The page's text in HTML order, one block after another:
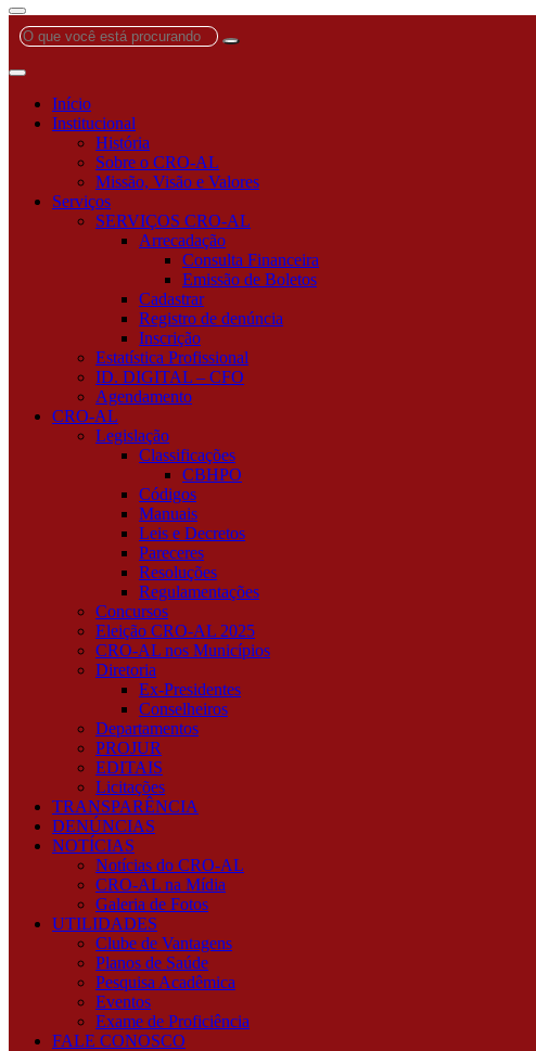
O
você
procurando?
Início
Institucional
História
Sobre o CRO-AL
Missão, Visão e Valores
Serviços
SERVIÇOS CRO-AL
Arrecadação
Consulta Financeira
Emissão de Boletos
Cadastrar
Registro de denúncia
Inscrição
Estatística Profissional
ID. DIGITAL – CFO
Agendamento
CRO-AL
Legislação
Classificações
CBHPO
Códigos
Manuais
Leis e Decretos
Pareceres
Resoluções
Regulamentações
Concursos
Eleição CRO-AL 2025
CRO-AL nos Municípios
Diretoria
Ex-Presidentes
Conselheiros
Departamentos
PROJUR
EDITAIS
Licitações
TRANSPARÊNCIA
DENÚNCIAS
NOTÍCIAS
Notícias do CRO-AL
CRO-AL na Mídia
Galeria de Fotos
UTILIDADES
Clube de Vantagens
Planos de Saúde
Pesquisa Acadêmica
Eventos
Exame de Proficiência
FALE CONOSCO